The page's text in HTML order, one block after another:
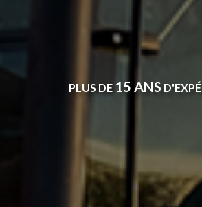
PLUS DE 15 ANS